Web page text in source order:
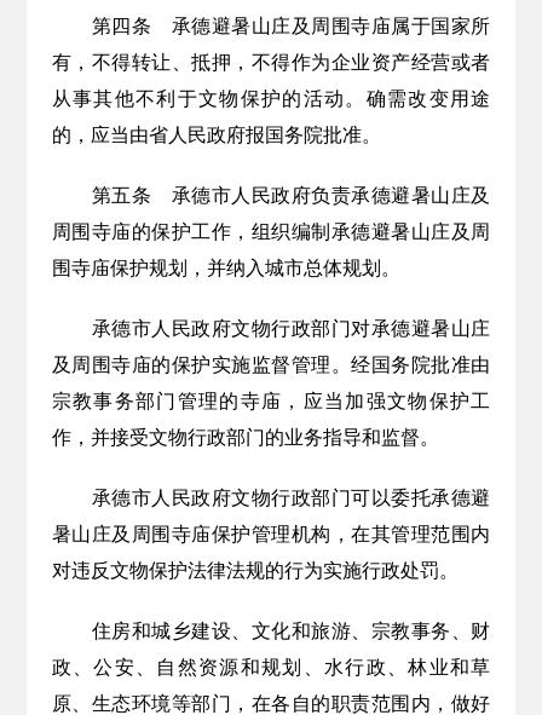
第四条 承德避暑山庄及周围寺庙属于国家所
有，不得转让、抵押，不得作为企业资产经营或者
从事其他不利于文物保护的活动。确需改变用途
的，应当由省人民政府报国务院批准。
第五条 承德市人民政府负责承德避暑山庄及
周围寺庙的保护工作，组织编制承德避暑山庄及周
围寺庙保护规划，并纳入城市总体规划。
承德市人民政府文物行政部门对承德避暑山庄
及周围寺庙的保护实施监督管理。经国务院批准由
宗教事务部门管理的寺庙，应当加强文物保护工
作，并接受文物行政部门的业务指导和监督。
承德市人民政府文物行政部门可以委托承德避
暑山庄及周围寺庙保护管理机构，在其管理范围内
对违反文物保护法律法规的行为实施行政处罚。
住房和城乡建设、文化和旅游、宗教事务
、财
政、公安、
自然资源和规划、水行政、林业和草
原
生态环境等部门，在各自的职责范围内，做好